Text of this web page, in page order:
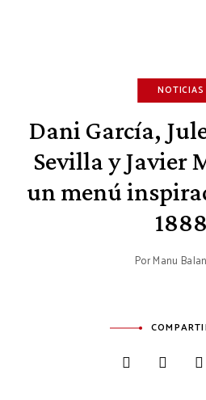
NOTICIAS
Dani García,
Sevilla y Javier
un menú
1888
PorManu